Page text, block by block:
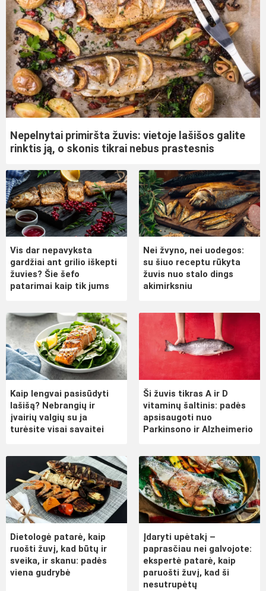
Nepelnytai primiršta žuvis: vietoje lašišos galite
rinktis ją, o skonis tikrai nebus prastesnis
Vis dar nepavyksta
gardžiai ant grilio iškepti
žuvies? Šie šefo
patarimai kaip tik jums
Nei žvyno, nei uodegos:
su šiuo receptu rūkyta
žuvis nuo stalo dings
akimirksniu
Kaip lengvai pasisūdyti
lašišą? Nebrangių ir
įvairių valgių su ja
turėsite visai savaitei
Ši žuvis tikras A ir D
vitaminų šaltinis: padės
apsisaugoti nuo
Parkinsono ir Alzheimerio
Dietologė patarė, kaip
ruošti žuvį, kad būtų ir
sveika, ir skanu: padės
viena gudrybė
Įdaryti upėtakį –
paprasčiau nei galvojote:
ekspertė patarė, kaip
paruošti žuvį, kad ši
nesutrupėtų